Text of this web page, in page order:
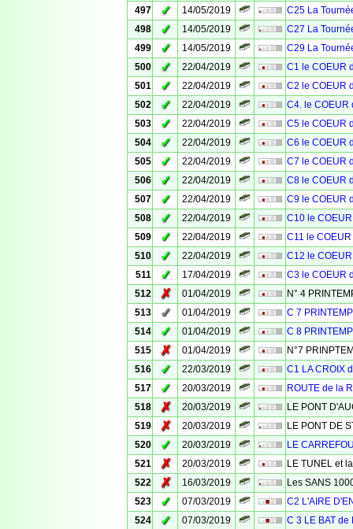
497
✓ 14/05/2019
C25 La
498
✓ 14/05/2019
C27 La
499
✓ 14/05/2019
C29 La
500
✓ 22/04/2019
C1 le COEUR
501
✓ 22/04/2019
C2 le COEUR
502
✓ 22/04/2019
C4. le COEUR
503
✓ 22/04/2019
C5 le COEUR
504
✓ 22/04/2019
C6 le COEUR
505
✓ 22/04/2019
C7 le COEUR
506
✓ 22/04/2019
C8 le COEUR
507
✓ 22/04/2019
C9 le COEUR
508
✓ 22/04/2019
C10 le
509
✓ 22/04/2019
C11 le
510
✓ 22/04/2019
C12 le
511
✓ 17/04/2019
C3 le COEUR
512
✗ 01/04/2019
N° 4
513
✓ 01/04/2019
C 7
514
✓ 01/04/2019
C 8
515
✗ 01/04/2019
N°7
516
✓ 22/03/2019
C1 LA CROIX
517
✓ 20/03/2019
ROUTE de la
518
✗ 20/03/2019
LE PONT
519
✗ 20/03/2019
LE PONT DE
520
✓ 20/03/2019
LE
521
✗ 20/03/2019
LE TUNEL et
522
✗ 16/03/2019
Les SANS
523
✓ 07/03/2019
C2 L'AIRE
524
✓ 07/03/2019
C 3 LE BAT de